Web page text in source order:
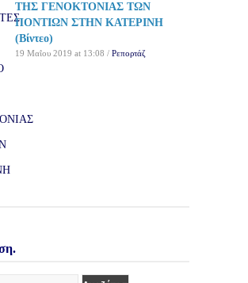
ΤΗΣ ΓΕΝΟΚΤΟΝΙΑΣ ΤΩΝ
ΠΟΝΤΙΩΝ ΣΤΗΝ ΚΑΤΕΡΙΝΗ
(Βίντεο)
19 Μαΐου 2019 at 13:08 / Ρεπορτάζ